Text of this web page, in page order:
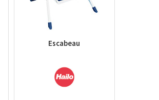
Escabeau